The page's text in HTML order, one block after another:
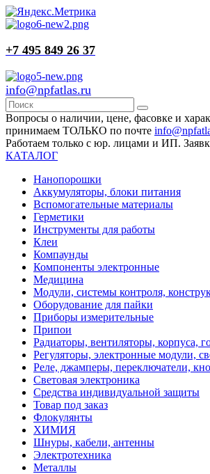
+7 495 849 26 37
info@npfatlas.ru
Вопросы о наличии, цене, фасовке и
принимаем ТОЛЬКО по почте
Работаем только с юр. лицами и ИП.
КАТАЛОГ
Нанопорошки
Аккумуляторы, блоки питания
Вспомогательные материалы
Герметики
Инструменты для работы
Клеи
Компаунды
Компоненты электронные
Медицина
Модули, системы контроля,
Оборудование для пайки
Приборы измерительные
Припои
Радиаторы, вентиляторы, корпуса,
Регуляторы, электронные модули,
Реле, джамперы, переключатели,
Световая электроника
Средства индивидуальной защиты
Товар под заказ
Флокулянты
ХИМИЯ
Шнуры, кабели, антенны
Электротехника
Металлы